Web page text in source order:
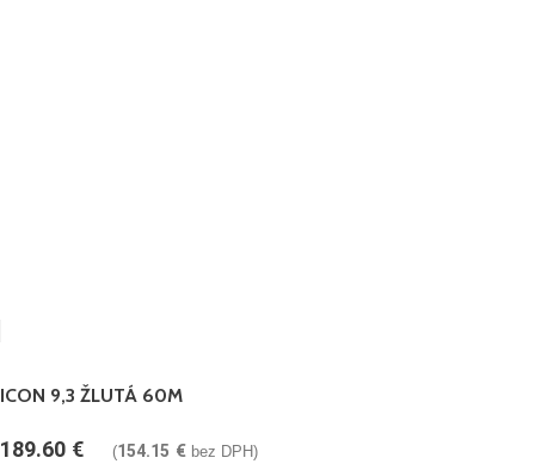
ICON 9,3 ŽLUTÁ 60M
189.60 € (154.15 € bez DPH)